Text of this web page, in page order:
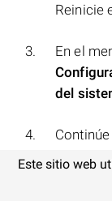
Reinicie
En el
del
las
en el
trabajo
Este sitio web